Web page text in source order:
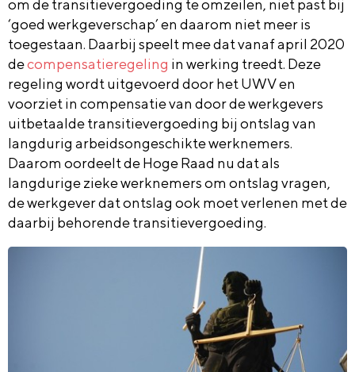
om de transitievergoeding te omzeilen, niet past bij
‘goed werkgeverschap’ en daarom niet meer is
toegestaan. Daarbij speelt mee dat vanaf april 2020
decompensatieregeling in werking treedt. Deze
regeling wordt uitgevoerd door het UWV en
voorziet in compensatie van door de werkgevers
uitbetaalde transitievergoeding bij ontslag van
langdurig arbeidsongeschikte werknemers.
Daarom oordeelt de Hoge Raad nu dat als
langdurige zieke werknemers om ontslag vragen,
de werkgever dat ontslag ook moet verlenen met de
daarbij behorende transitievergoeding.